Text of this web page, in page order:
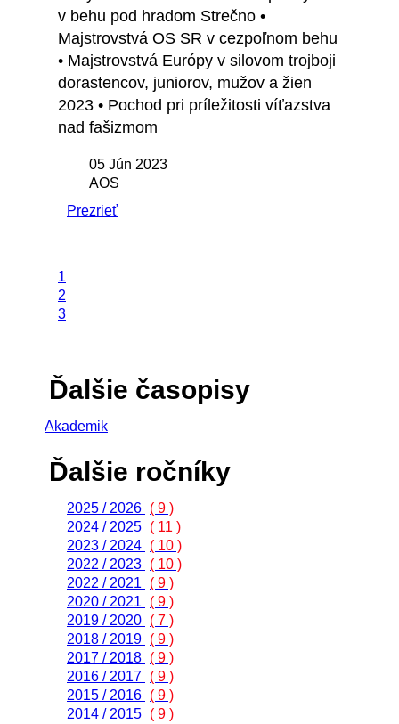
v behu pod hradom Strečno •
Majstrovstvá OS SR v cezpoľnom behu
• Majstrovstvá Európy v silovom trojboji
dorastencov, juniorov, mužov a žien
2023 • Pochod pri príležitosti víťazstva
nad fašizmom
05 Jún 2023
AOS
Prezrieť
1
2
3
Ďalšie časopisy
Akademik
Ďalšie ročníky
2025 / 2026 ( 9 )
2024 / 2025 ( 11 )
2023 / 2024 ( 10 )
2022 / 2023 ( 10 )
2022 / 2021
( 9 )
2020 / 2021
( 9 )
2019 / 2020 ( 7 )
2018 / 2019 ( 9 )
2017 / 2018 ( 9 )
2016 / 2017 ( 9 )
2015 / 2016 ( 9 )
2014 / 2015 ( 9 )